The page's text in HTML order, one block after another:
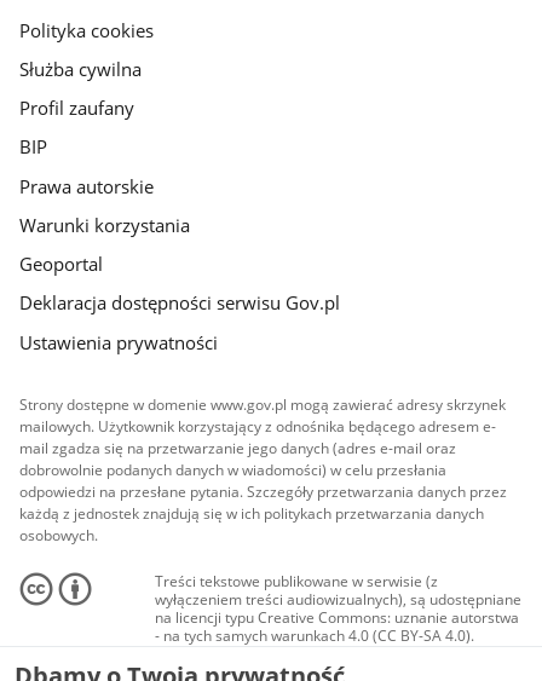
gov.pl
Polityka cookies
Służba cywilna
Profil zaufany
BIP
Prawa autorskie
Warunki korzystania
Geoportal
Deklaracja dostępności serwisu Gov.pl
Ustawienia prywatności
Strony dostępne w domenie www.gov.pl mogą zawierać adresy skrzynek
mailowych. Użytkownik korzystający z odnośnika będącego adresem e-
mail zgadza się na przetwarzanie jego danych (adres e-mail oraz
dobrowolnie podanych danych w wiadomości) w celu przesłania
odpowiedzi na przesłane pytania. Szczegóły przetwarzania danych przez
każdą z jednostek znajdują się w ich politykach przetwarzania danych
osobowych.
Treści tekstowe publikowane w serwisie (z
wyłączeniem treści audiowizualnych), są udostępniane
na licencji typu Creative Commons: uznanie autorstwa
- na tych samych warunkach 4.0 (CC BY-SA 4.0).
Materiały audiowizualne, w tym zdjęcia, materiały
audio i wideo, są udostępniane na licencji typu